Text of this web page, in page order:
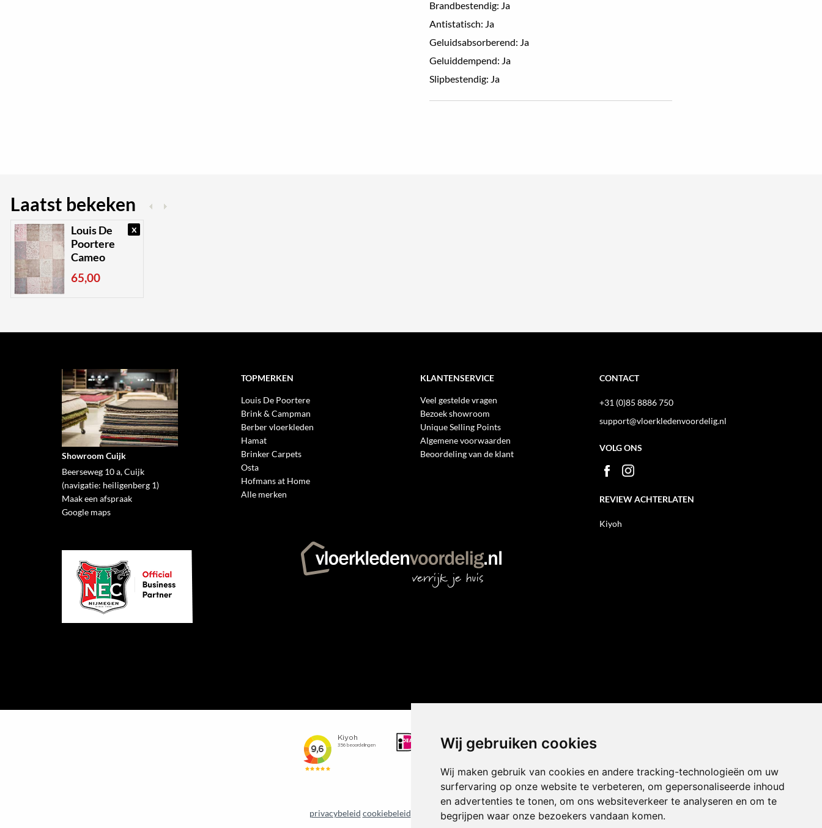
Wij gebruiken cookies
Wij maken gebruik van cookies en andere tracking-technologieën om uw
surfervaring op onze website te verbeteren, om gepersonaliseerde inhoud
en advertenties te tonen, om ons websiteverkeer te analyseren en om te
begrijpen waar onze bezoekers vandaan komen.
Brandbestendig: Ja
Antistatisch: Ja
Geluidsabsorberend: Ja
Geluiddempend: Ja
Slipbestendig: Ja
Laatst bekeken
x
Louis De
Poortere
Cameo
65,00
Showroom Cuijk
Beerseweg 10 a, Cuijk
(navigatie: heiligenberg 1)
Maak een afspraak
Google maps
TOPMERKEN
Louis De Poortere
Brink & Campman
Berber vloerkleden
Hamat
Brinker Carpets
Osta
Hofmans at Home
Alle merken
KLANTENSERVICE
Veel gestelde vragen
Bezoek showroom
Unique Selling Points
Algemene voorwaarden
Beoordeling van de klant
CONTACT
+31 (0)85 8886 750
support@vloerkledenvoordelig.nl
VOLG ONS
REVIEW ACHTERLATEN
Kiyoh
privacybeleid cookiebeleid
Update cookie voorkeuren